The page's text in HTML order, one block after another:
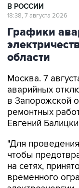
В РОССИИ
18:38, 7 августа 2026
Графики
области
Москва. 7
аварийных
в Запорожской
ремонтных
Евгений
"Для
чтобы
на сетях,
временного